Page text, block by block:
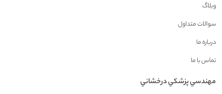
وبلاگ
سوالات متداول
درباره ما
تماس با ما
مهندسي پزشکي درخشاني